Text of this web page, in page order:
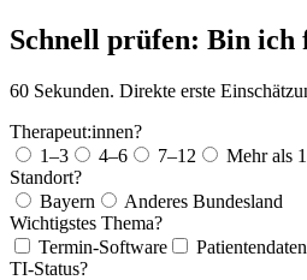
Schnell prüfen: Bin ich
60 Sekunden. Direkte erste
Therapeut:innen?
1–3
4–6 7–12
Mehr als
Standort?
Bayern
Anderes Bundesland
Wichtigstes Thema?
Termin-Software
Patientendaten
TI-Status?